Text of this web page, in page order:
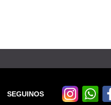
SEGUINOS